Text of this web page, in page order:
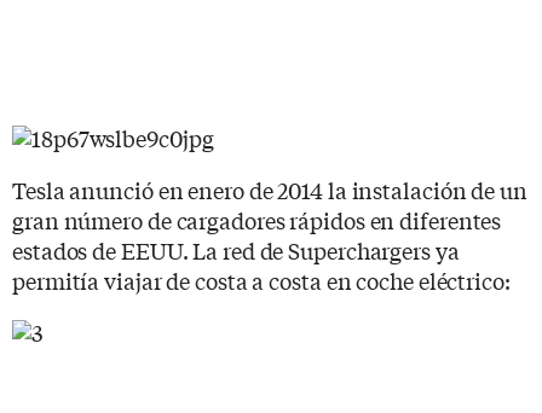
Tesla anunció en enero de 2014 la instalación de un
gran número de cargadores rápidos en diferentes
estados de EEUU. La red de Superchargers ya
permitía viajar de costa a costa en coche eléctrico: